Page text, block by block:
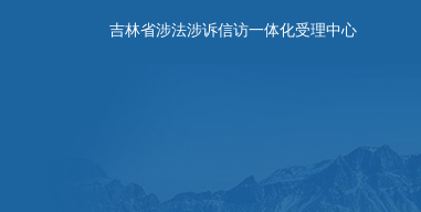
吉林省涉法涉诉信访一体化受理中心